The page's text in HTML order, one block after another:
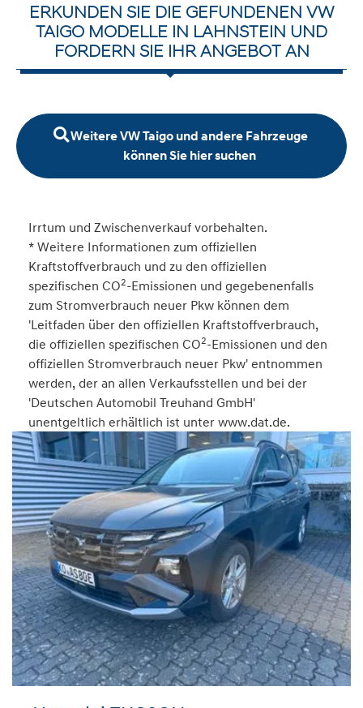
ERKUNDEN SIE DIE GEFUNDENEN VW
TAIGO MODELLE IN LAHNSTEIN UND
FORDERN SIE IHR ANGEBOT AN
Weitere VW Taigo und andere Fahrzeuge
können Sie hier suchen
Irrtum und Zwischenverkauf vorbehalten.
* Weitere Informationen zum offiziellen
Kraftstoffverbrauch und zu den offiziellen
spezifischen CO2-Emissionen und gegebenenfalls
zum Stromverbrauch neuer Pkw können dem
'Leitfaden über den offiziellen Kraftstoffverbrauch,
die offiziellen spezifischen CO2-Emissionen und den
offiziellen Stromverbrauch neuer Pkw' entnommen
werden, der an allen Verkaufsstellen und bei der
'Deutschen Automobil Treuhand GmbH'
unentgeltlich erhältlich ist unter www.dat.de.